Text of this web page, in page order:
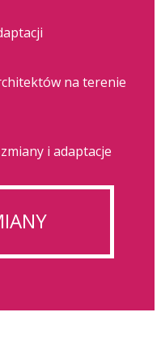
na terenie
i adaptacje